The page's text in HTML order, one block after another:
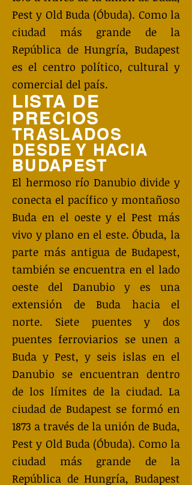
Pest y Old Buda (Óbuda). Como la
ciudad más grande de la
República de Hungría, Budapest
es el centro político, cultural y
comercial del país.
LISTA DE
PRECIOS
TRASLADOS
DESDE Y HACIA
BUDAPEST
El hermoso río Danubio divide y
conecta el pacífico y montañoso
Buda en el oeste y el Pest más
vivo y plano en el este. Óbuda, la
parte más antigua de Budapest,
también se encuentra en el lado
oeste del Danubio y es una
extensión de Buda hacia el
norte. Siete puentes y dos
puentes ferroviarios se unen a
Buda y Pest, y seis islas en el
Danubio se encuentran dentro
de los límites de la ciudad. La
ciudad de Budapest se formó en
1873 a través de la unión de Buda,
Pest y Old Buda (Óbuda). Como la
ciudad más grande de la
República de Hungría, Budapest